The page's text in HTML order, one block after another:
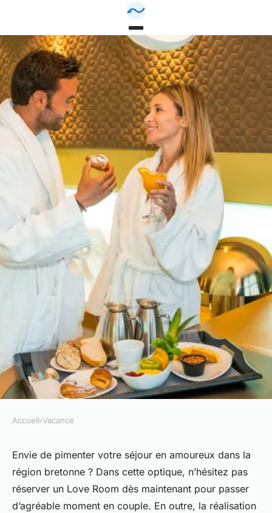
Love Rooms en Bretagne : que
faire et visiter au cours de
votre escapade romantique ?
Accueil›Vacance
Envie de pimenter votre séjour en amoureux dans la
région bretonne ? Dans cette optique, n’hésitez pas
réserver un Love Room dès maintenant pour passer
d’agréable moment en couple. En outre, la réalisation